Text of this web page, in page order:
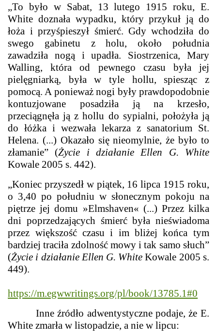
„To było w Sabat, 13 lutego 1915 roku, E.
White doznała wypadku, który przykuł ją do
łoża i przyśpieszył śmierć. Gdy wchodziła do
swego gabinetu z holu, około południa
zawadziła nogą i upadła. Siostrzenica, Mary
Walling, która od pewnego czasu była jej
pielęgniarką, była w tyle hollu, spiesząc z
pomocą. A ponieważ nogi były prawdopodobnie
kontuzjowane posadziła ją na krzesło,
przeciągnęła ją z hollu do sypialni, położyła ją
do łóżka i wezwała lekarza z sanatorium St.
Helena. (...) Okazało się nieomylnie, że było to
złamanie” (Życie i działanie Ellen G. White
Kowale 2005 s. 442).
„Koniec przyszedł w piątek, 16 lipca 1915 roku,
o 3,40 po południu w słonecznym pokoju na
piętrze jej domu »Elmshaven« (...) Przez kilka
dni poprzedzających śmierć była nieświadoma
przez większość czasu i im bliżej końca tym
bardziej traciła zdolność mowy i tak samo słuch”
(Życie i działanie Ellen G. White Kowale 2005 s.
449).
https://m.egwwritings.org/pl/book/13785.1#0
Inne źródło adwentystyczne podaje, że E.
White zmarła w listopadzie, a nie w lipcu: